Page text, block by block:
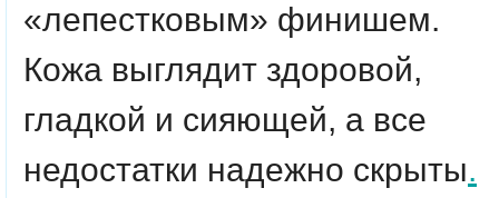
«лепестковым» финишем.
Кожа выглядит здоровой,
гладкой и сияющей, а все
недостатки надежно скрыты.